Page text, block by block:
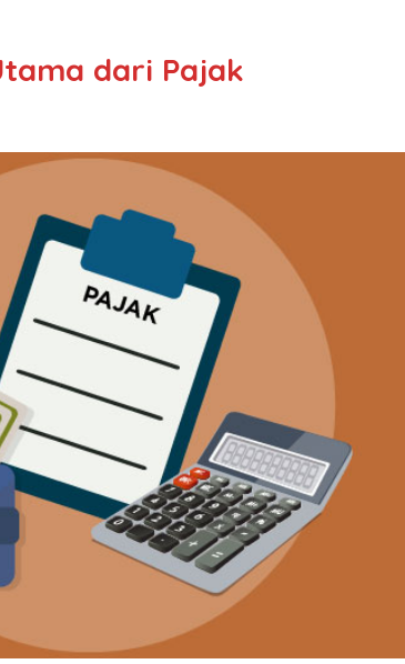
dari Pajak